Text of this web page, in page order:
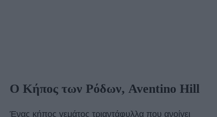
Ο Κήπος των Ρόδων, Aventino Hill
Ένας κήπος γεμάτος τριαντάφυλλα που ανοίγει